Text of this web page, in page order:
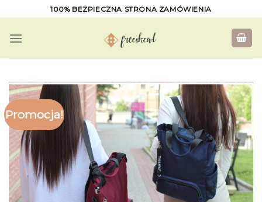
to
content
100% BEZPIECZNA STRONA ZAMÓWIENIA
Promocja!